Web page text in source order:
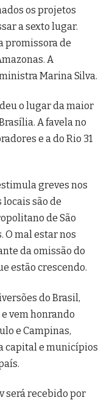
os projetos
a sexto lugar.
promissora de
A
Marina Silva.
o lugar da maior
A favela no
e a do Rio 31
greves nos
são de
de São
O mal estar nos
da omissão do
estão crescendo.
do Brasil,
vem honrando
e Campinas,
capital e municípios
será recebido por